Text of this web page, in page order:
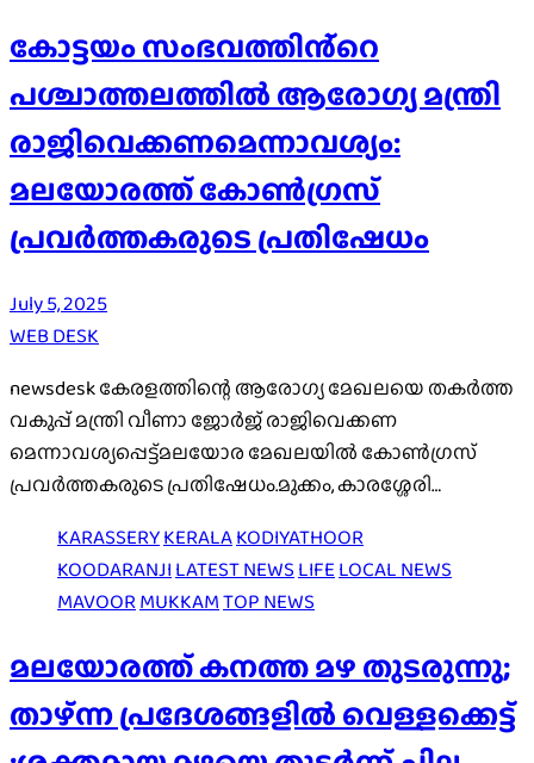
കോട്ടയം സംഭവത്തിൻ്റെ
പശ്ചാത്തലത്തിൽ ആരോഗ്യ മന്ത്രി
രാജിവെക്കണമെന്നാവശ്യം:
മലയോരത്ത് കോൺഗ്രസ്
പ്രവർത്തകരുടെ പ്രതിഷേധം
July 5, 2025
WEB DESK
newsdesk കേരളത്തിന്റെ ആരോഗ്യ മേഖലയെ തകർത്ത
വകുപ്പ് മന്ത്രി വീണാ ജോർജ് രാജിവെക്കണ
മെന്നാവശ്യപ്പെട്ട്മലയോര മേഖലയിൽ കോൺഗ്രസ്
പ്രവർത്തകരുടെ പ്രതിഷേധം.മുക്കം, കാരശ്ശേരി…
KARASSERYKERALAKODIYATHOOR
KOODARANJILATEST NEWSLIFELOCAL NEWS
MAVOORMUKKAMTOP NEWS
മലയോരത്ത് കനത്ത മഴ തുടരുന്നു;
താഴ്ന്ന പ്രദേശങ്ങളിൽ വെള്ളക്കെട്ട്